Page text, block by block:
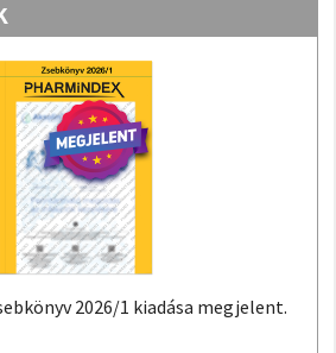
2026/1 kiadása megjelent.